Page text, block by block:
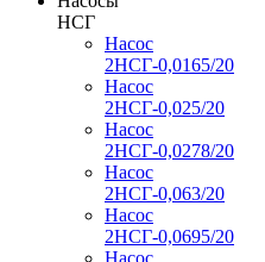
НСГ
Насос
2НСГ-0,0165/20
Насос
2НСГ-0,025/20
Насос
2НСГ-0,0278/20
Насос
2НСГ-0,063/20
Насос
2НСГ-0,0695/20
Насос